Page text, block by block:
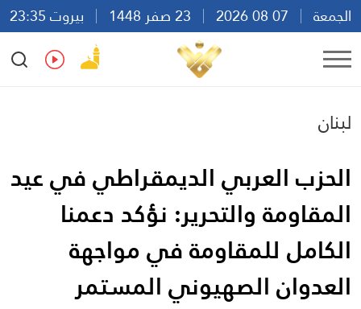
الجمعة
بيروت 23:35
Ar
En Fr Es
لبنان
الحزب العربي الديمقراطي في عيد
المقاومة والتحرير: نؤكد دعمنا
الكامل للمقاومة في مواجهة
العدوان الصهيوني المستمر